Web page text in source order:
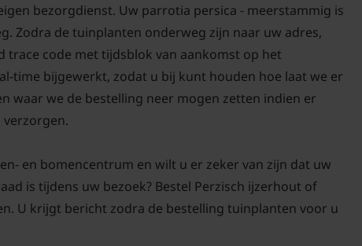
onregelmatig
wat bijdraagt aan de
Dankzij deze
en kan zelfs
op droge grond en in
gezond en vitaal. De
bezorgdienst. Uw parrotia persica - meerstammig is
Zodra de tuinplanten onderweg zijn naar uw adres,
trace code met tijdsblok van aankomst op het
time bijgewerkt, zodat u bij kunt houden hoe laat we er
waar we de bestelling neer mogen zetten indien er
verzorgen.
en bomencentrum en wilt u er zeker van zijn dat uw
is tijdens uw bezoek? Bestel Perzisch ijzerhout of
U krijgt bericht zodra de bestelling tuinplanten voor u